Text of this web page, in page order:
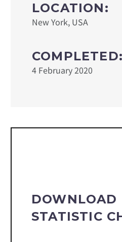
LOCATION:
New York, USA
COMPLETED:
4 February 2020
DOWNLOAD
STATISTIC